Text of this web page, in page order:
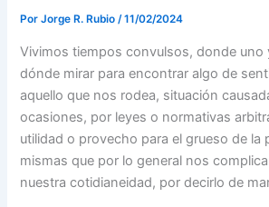
PorJorge R. Rubio/11/02/2024
Vivimos tiempos convulsos, donde uno
dónde mirar para encontrar algo de
aquello que nos rodea, situación
ocasiones, por leyes o normativas
utilidad o provecho para el grueso de la
mismas que por lo general nos
nuestra cotidianeidad, por decirlo de